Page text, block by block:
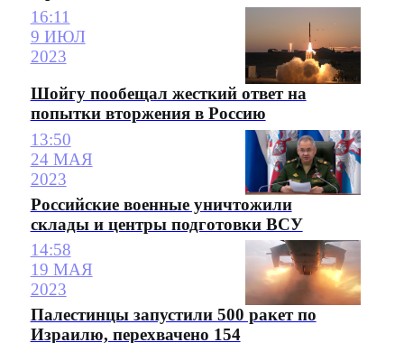
16:11
9 ИЮЛ
2023
Шойгу пообещал жесткий ответ на
попытки вторжения в Россию
13:50
24 МАЯ
2023
Российские военные уничтожили
склады и центры подготовки ВСУ
14:58
19 МАЯ
2023
Палестинцы запустили 500 ракет по
Израилю, перехвачено 154